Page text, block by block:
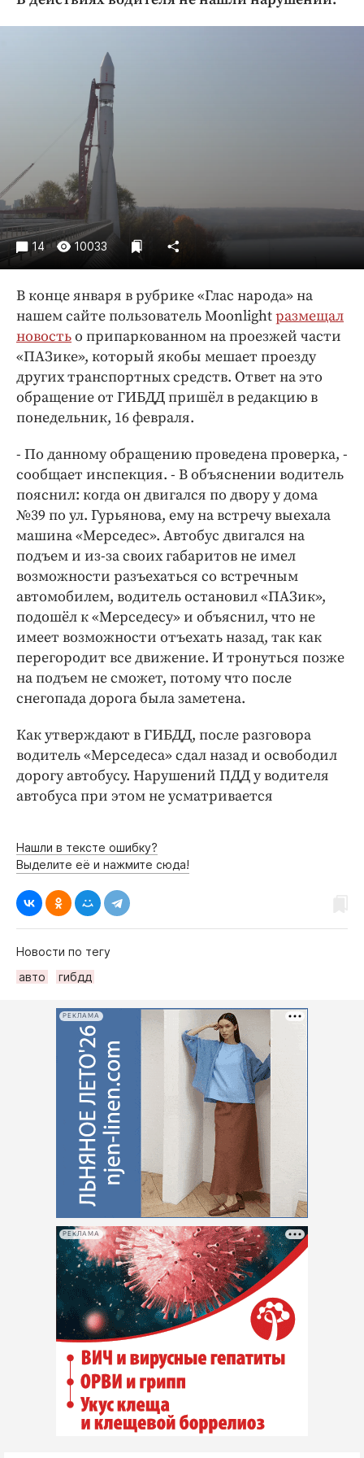
Недвижимость и ЖКХ
Образование
Общество
Погода
Праздники
Происшествия
Спорт
Экономика и бизнес
ПРОЕКТЫ
Блоги
Издания
Медиаперсона
Интересное чтиво
Клиника года
Бренд года
14 10033
В конце января в рубрике «Глас народа» на
нашем сайте пользователь Moonlightразмещал
новостьо припаркованном на проезжей части
«ПАЗике», который якобы мешает проезду
других транспортных средств. Ответ на это
обращение от ГИБДД пришёл в редакцию в
понедельник, 16 февраля.
- По данному обращению проведена проверка, -
сообщает инспекция. - В объяснении водитель
пояснил: когда он двигался по двору у дома
№39 по ул. Гурьянова, ему на встречу выехала
машина «Мерседес». Автобус двигался на
подъем и из-за своих габаритов не имел
возможности разъехаться со встречным
автомобилем, водитель остановил «ПАЗик»,
подошёл к «Мерседесу» и объяснил, что не
имеет возможности отъехать назад, так как
перегородит все движение. И тронуться позже
на подъем не сможет, потому что после
снегопада дорога была заметена.
Как утверждают в ГИБДД, после разговора
водитель «Мерседеса» сдал назад и освободил
дорогу автобусу. Нарушений ПДД у водителя
автобуса при этом не усматривается
Нашли в тексте ошибку?
Выделите её и нажмите сюда!
Новости по тегу
авто
гибдд
РЕКЛАМА
РЕКЛАМА